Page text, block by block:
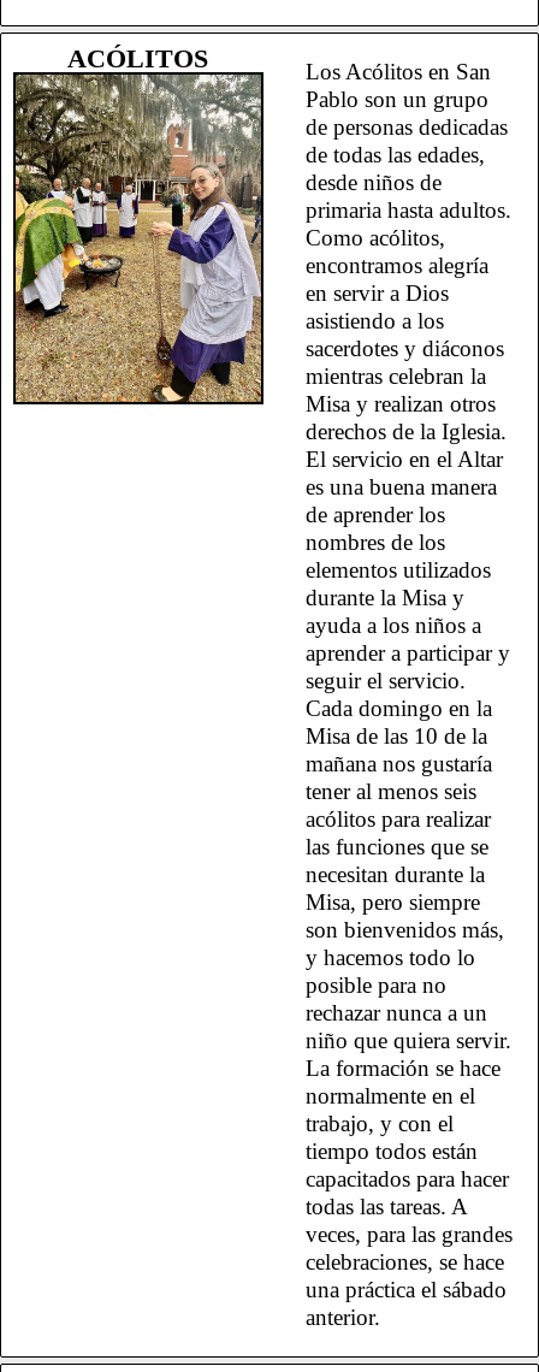
ACÓLITOS
Los Acólitos en San
Pablo son un grupo
de personas dedicadas
de todas las edades,
desde niños de
primaria hasta adultos.
Como acólitos,
encontramos alegría
en servir a Dios
asistiendo a los
sacerdotes y diáconos
mientras celebran la
Misa y realizan otros
derechos de la Iglesia.
El servicio en el Altar
es una buena manera
de aprender los
nombres de los
elementos utilizados
durante la Misa y
ayuda a los niños a
aprender a participar y
seguir el servicio.
Cada domingo en la
Misa de las 10 de la
mañana nos gustaría
tener al menos seis
acólitos para realizar
las funciones que se
necesitan durante la
Misa, pero siempre
son bienvenidos más,
y hacemos todo lo
posible para no
rechazar nunca a un
niño que quiera servir.
La formación se hace
normalmente en el
trabajo, y con el
tiempo todos están
capacitados para hacer
todas las tareas. A
veces, para las grandes
celebraciones, se hace
una práctica el sábado
anterior.